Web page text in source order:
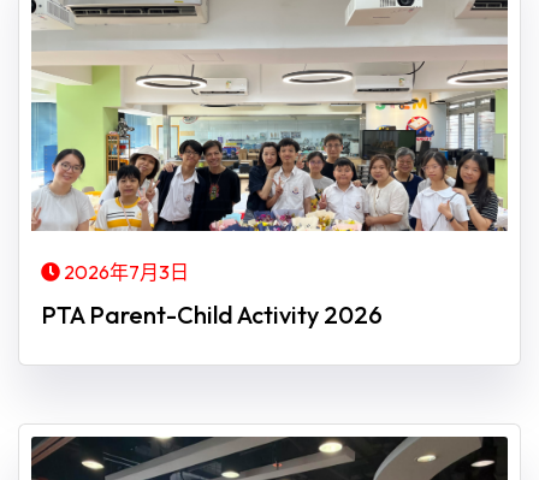
2026年7月3日
PTA Parent-Child Activity 2026